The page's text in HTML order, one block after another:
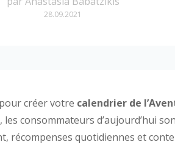
28.09.2021
créer votre calendrier de
les consommateurs d’aujourd’hui
récompenses quotidiennes et